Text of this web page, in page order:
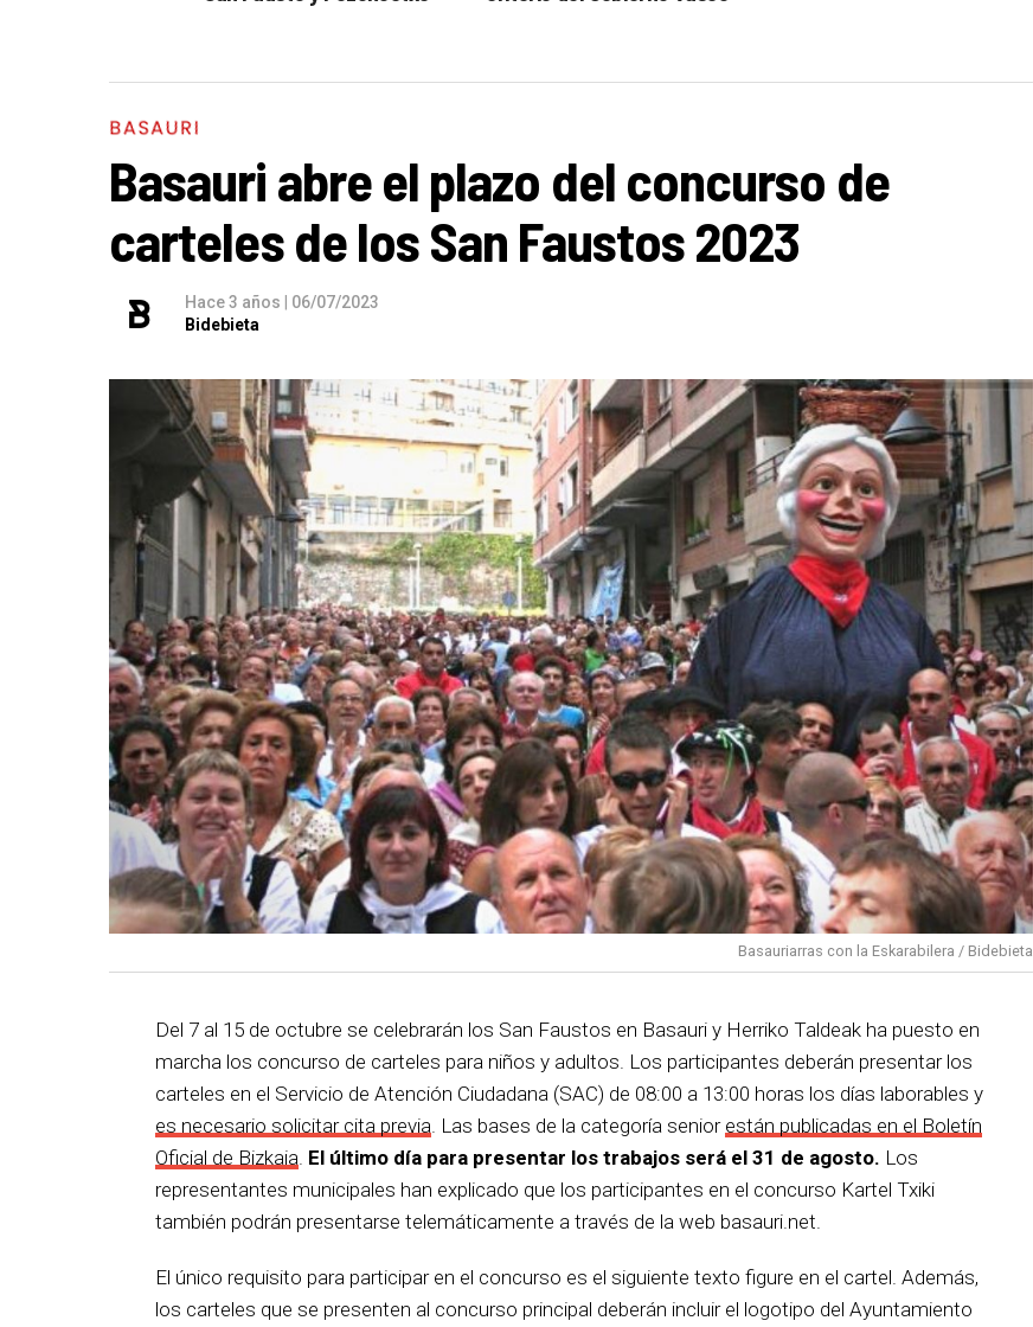
BASAURI
Basauri abre el plazo del concurso de
carteles de los San Faustos 2023
Hace 3 años | 06/07/2023
Bidebieta
Basauriarras con la Eskarabilera / Bidebieta
Del 7 al 15 de octubre se celebrarán los San Faustos en Basauri y Herriko Taldeak ha puesto en
marcha los concurso de carteles para niños y adultos. Los participantes deberán presentar los
carteles en el Servicio de Atención Ciudadana (SAC) de 08:00 a 13:00 horas los días laborables y
es necesario solicitar cita previa . Las bases de la categoría senior están publicadas en el Boletín
Oficial de Bizkaia El último día para presentar los trabajos será el 31 de agosto. Los
representantes municipales han explicado que los participantes en el concurso Kartel Txiki
también podrán presentarse telemáticamente a través de la web basauri.net.
El único requisito para participar en el concurso es el siguiente texto figure en el cartel. Además,
los carteles que se presenten al concurso principal deberán incluir el logotipo del Ayuntamiento